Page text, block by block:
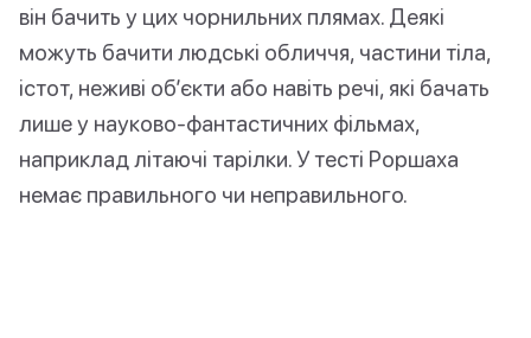
він бачить у цих чорнильних плямах. Деякі
можуть бачити людські обличчя, частини тіла,
істот, неживі об’єкти або навіть речі, які бачать
лише у науково-фантастичних фільмах,
наприклад літаючі тарілки. У тесті Роршаха
немає правильного чи неправильного.